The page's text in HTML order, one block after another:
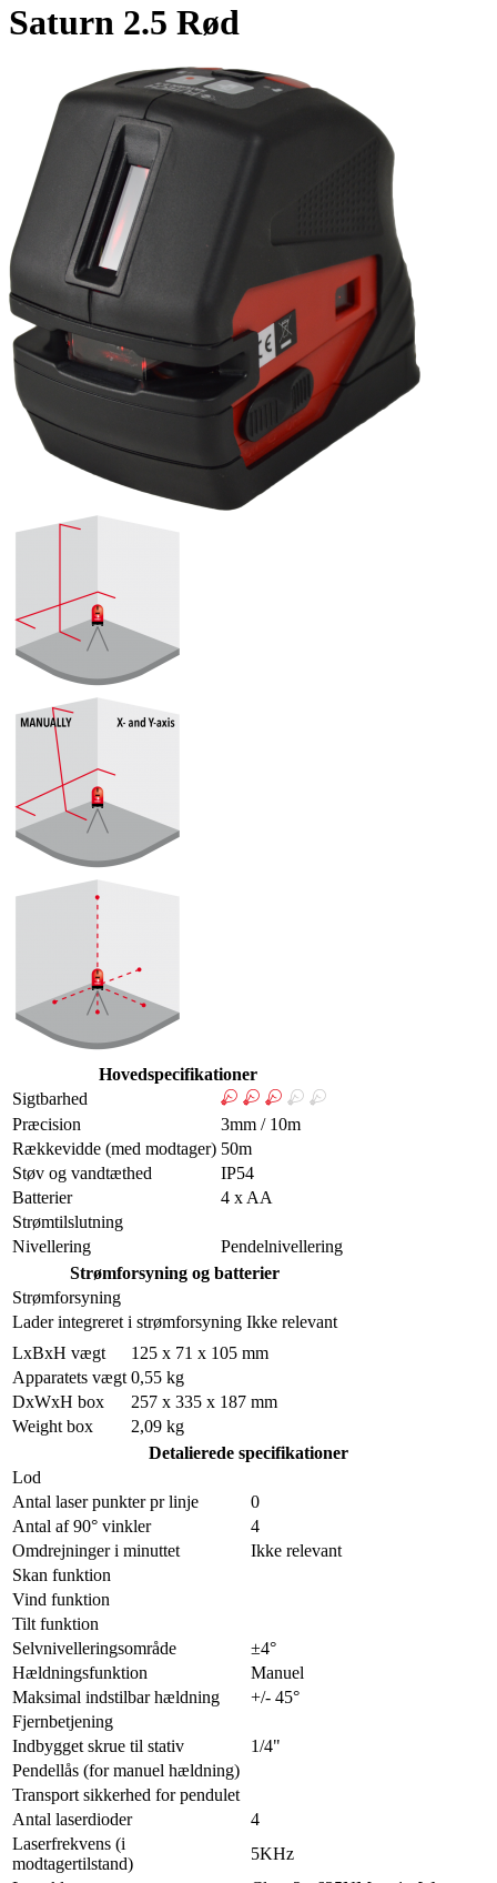
Saturn 2.5 Rød
Hovedspecifikationer
Sigtbarhed
Præcision
3mm / 10m
Rækkevidde (med modtager) 50m
Støv og vandtæthed
IP54
Batterier
4 x AA
Strømtilslutning
Nivellering
Pendelnivellering
Strømforsyning og batterier
Strømforsyning
Lader integreret i strømforsyning Ikke relevant
LxBxH vægt
125 x 71 x 105 mm
Apparatets vægt 0,55 kg
DxWxH box
257 x 335 x 187 mm
Weight box
2,09 kg
Detalierede specifikationer
Lod
Antal laser punkter pr linje
0
Antal af 90° vinkler
4
Omdrejninger i minuttet
Ikke relevant
Skan funktion
Vind funktion
Tilt funktion
Selvnivelleringsområde
±4°
Hældningsfunktion
Manuel
Maksimal indstilbar hældning
+/- 45°
Fjernbetjening
Indbygget skrue til stativ
1/4"
Pendellås (for manuel hældning)
Transport sikkerhed for pendulet
Antal laserdioder
4
Laserfrekvens (i
modtagertilstand)
5KHz